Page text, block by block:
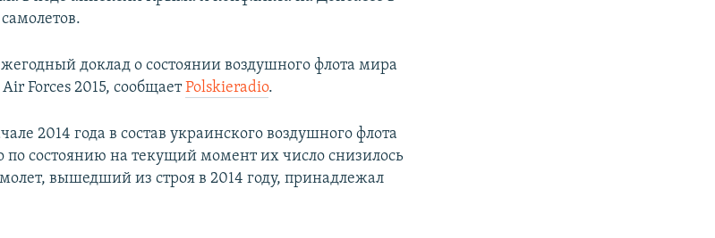
доклад о состоянии воздушного флота мира
Forces 2015, сообщаетPolskieradio.
2014 года в состав украинского воздушного флота
по состоянию на текущий момент их число снизилось
вышедший из строя в 2014 году, принадлежал